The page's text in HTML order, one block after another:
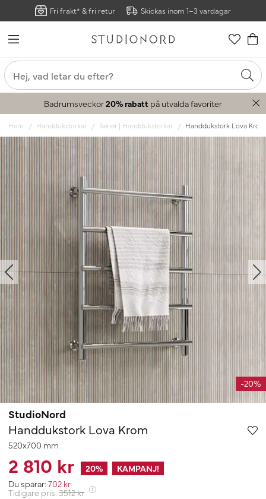
Fri frakt* & fri retur Skickas inom 1–3 vardagar
Badrumsveckor20% rabatt på utvalda favoriter
Hem Handdukstorkar Serier | Handdukstorkar Handdukstork Lova Krom
-20%
StudioNord
Handdukstork Lova Krom
520x700 mm
2 810 kr 20%
KAMPANJ!
Du sparar: 702 kr
Tidigare pris: 3512kr